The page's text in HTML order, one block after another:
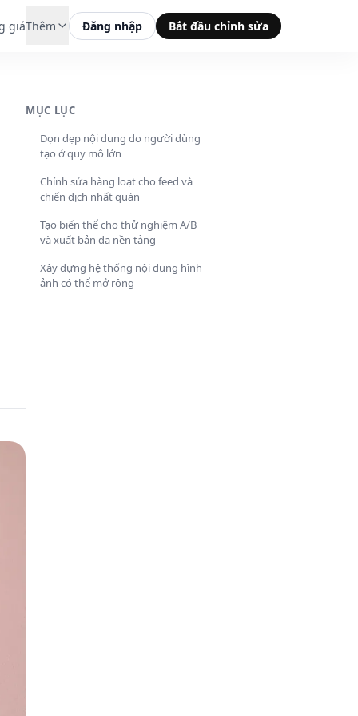
giáThêm Đăng nhập Bắt đầu chỉnh sửa
MỤC LỤC
Dọn dẹp nội dung do người dùng
tạo ở quy mô lớn
Chỉnh sửa hàng loạt cho feed và
chiến dịch nhất quán
Tạo biến thể cho thử nghiệm A/B
và xuất bản đa nền tảng
Xây dựng hệ thống nội dung hình
ảnh có thể mở rộng